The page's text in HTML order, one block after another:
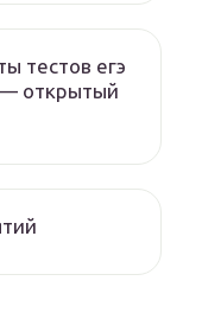
тестов егэ
— открытый